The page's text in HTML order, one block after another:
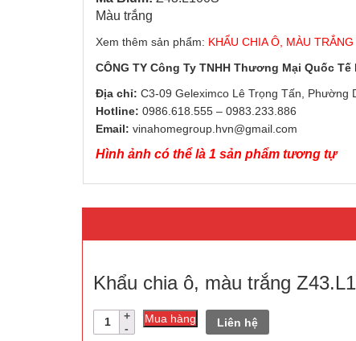
Màu trắng
Xem thêm sản phẩm: KHẨU CHIA Ô, MÀU
CÔNG TY Công Ty TNHH Thương Mại Quốc Tế
Địa chỉ: C3-09 Geleximco Lê Trọng Tấn, Phường
Hotline: 0986.618.555 – 0983.233.886
Email: vinahomegroup.hvn@gmail.com
Hình ảnh có thể là 1 sản phẩm tương tự
Khẩu chia ô, màu trắng
Số
lượng
Mua hàng Liên hệ